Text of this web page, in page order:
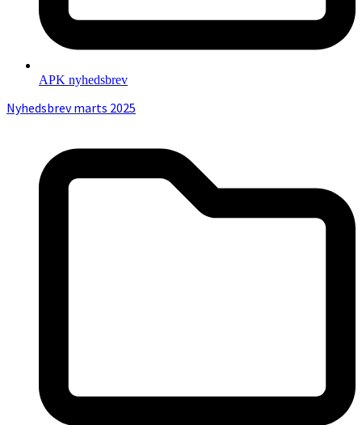
APK nyhedsbrev
Nyhedsbrev marts 2025